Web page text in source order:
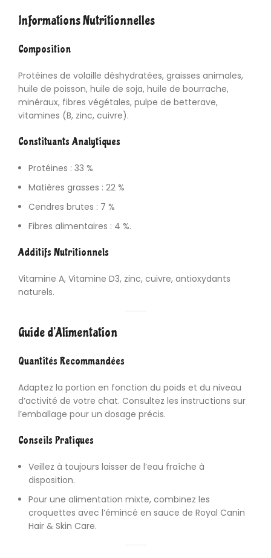
Informations Nutritionnelles
Composition
Protéines de volaille déshydratées, graisses animales,
huile de poisson, huile de soja, huile de bourrache,
minéraux, fibres végétales, pulpe de betterave,
vitamines (B, zinc, cuivre).
Constituants Analytiques
Protéines : 33 %
Matières grasses : 22 %
Cendres brutes : 7 %
Fibres alimentaires : 4 %.
Additifs Nutritionnels
Vitamine A, Vitamine D3, zinc, cuivre, antioxydants
naturels.
Guide d’Alimentation
Quantités Recommandées
Adaptez la portion en fonction du poids et du niveau
d’activité de votre chat. Consultez les instructions sur
l’emballage pour un dosage précis.
Conseils Pratiques
Veillez à toujours laisser de l’eau fraîche à
disposition.
Pour une alimentation mixte, combinez les
croquettes avec l’émincé en sauce de Royal Canin
Hair & Skin Care.